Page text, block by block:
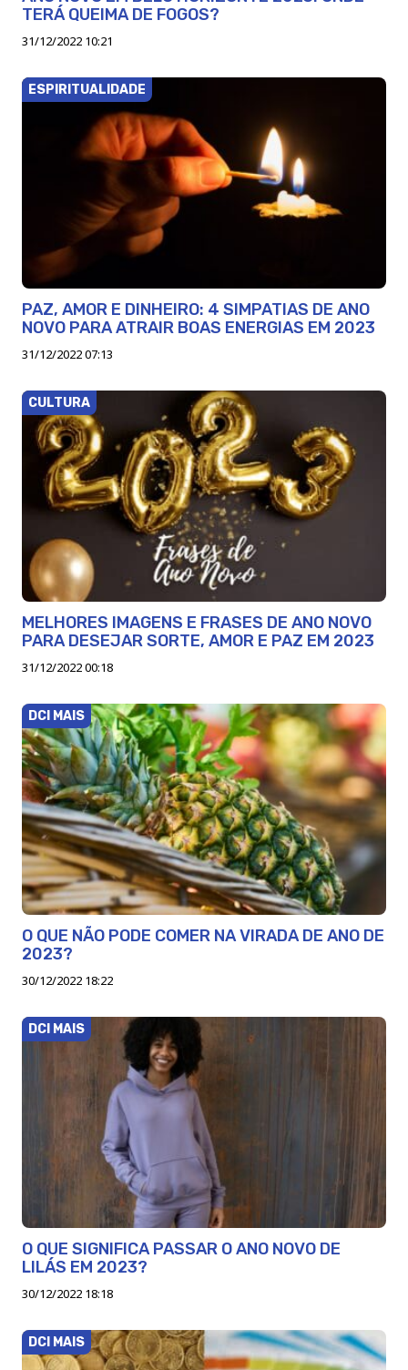
TERÁ QUEIMA DE FOGOS?
31/12/2022 10:21
ESPIRITUALIDADE
PAZ, AMOR E DINHEIRO: 4 SIMPATIAS DE ANO
NOVO PARA ATRAIR BOAS ENERGIAS EM 2023
31/12/2022 07:13
CULTURA
MELHORES IMAGENS E FRASES DE ANO NOVO
PARA DESEJAR SORTE, AMOR E PAZ EM 2023
31/12/2022 00:18
DCI MAIS
O QUE NÃO PODE COMER NA VIRADA DE ANO DE
2023?
30/12/2022 18:22
DCI MAIS
O QUE SIGNIFICA PASSAR O ANO NOVO DE
LILÁS EM 2023?
30/12/2022 18:18
DCI MAIS